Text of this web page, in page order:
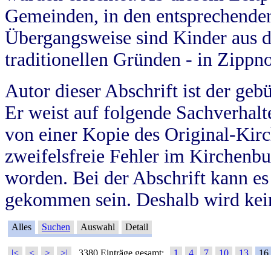
Gemeinden, in den
Übergangsweise sind Kinder aus
traditionellen Gründen - in
Autor dieser Abschrift ist der
Er weist auf folgende
von einer Kopie des Original-
zweifelsfreie Fehler im
worden. Bei der Abschrift kann
gekommen sein. Deshalb wird
Alles Suchen Auswahl Detail
|< < > >| 3380 Einträge gesamt: 1 4 7 10 13
16